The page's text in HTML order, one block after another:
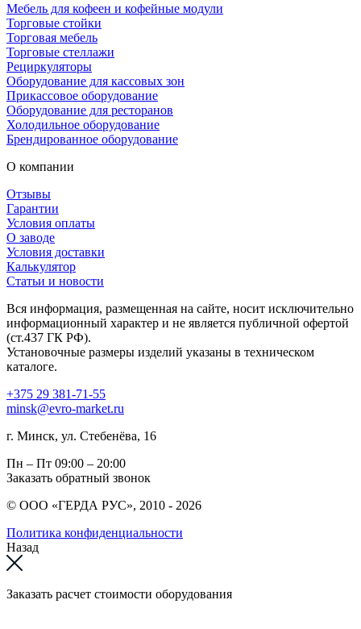
Мебель для кофеен и кофейные модули
Торговые стойки
Торговая мебель
Торговые стеллажи
Рециркуляторы
Оборудование для кассовых зон
Прикассовое оборудование
Оборудование для ресторанов
Холодильное оборудование
Брендированное оборудование
О компании
Отзывы
Гарантии
Условия оплаты
О заводе
Условия доставки
Калькулятор
Статьи и новости
Вся информация, размещенная на сайте, носит исключительно
информационный характер и не является публичной офертой
(ст.437 ГК РФ).
Установочные размеры изделий указаны в техническом
каталоге.
+375 29 381-71-55
minsk@evro-market.ru
г. Минск, ул. Стебенёва, 16
Пн – Пт 09:00 – 20:00
Заказать обратный звонок
© ООО «ГЕРДА РУС», 2010 - 2026
Политика конфиденциальности
Назад
Заказать расчет стоимости оборудования